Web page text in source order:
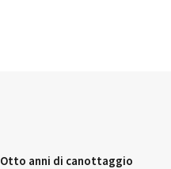
Otto anni di canottaggio